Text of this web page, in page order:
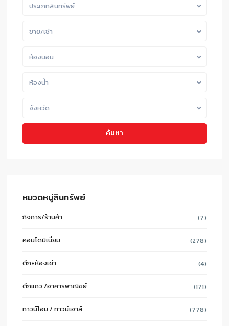
ประเภทสินทรัพย์
ขาย/เช่า
ห้องนอน
ห้องน้ำ
จังหวัด
ค้นหา
หมวดหมู่สินทรัพย์
กิจการ/ร้านค้า (7)
คอนโดมิเนี่ยม (278)
ตึก+ห้องเช่า (4)
ตึกแถว /อาคารพาณิชย์ (171)
ทาวน์โฮม / ทาวน์เฮาส์ (778)